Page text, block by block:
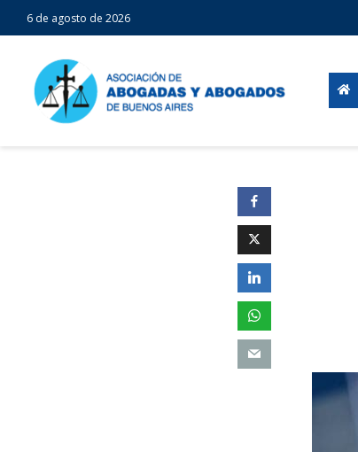
6 de agosto de 2026